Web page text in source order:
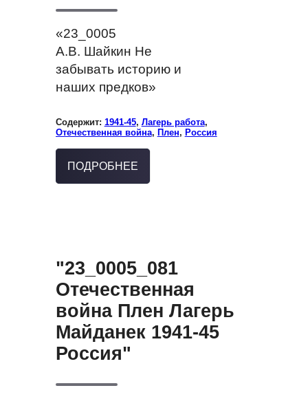
«23_0005
А.В. Шайкин Не
забывать историю и
наших предков»
Содержит: 1941-45, Лагерь работа,
Отечественная война, Плен, Россия
ПОДРОБНЕЕ
"23_0005_081
Отечественная
война Плен Лагерь
Майданек 1941-45
Россия"